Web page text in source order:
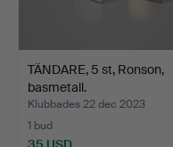
TÄNDARE, 5 st, Ronson,
basmetall.
Klubbades 22 dec 2023
1 bud